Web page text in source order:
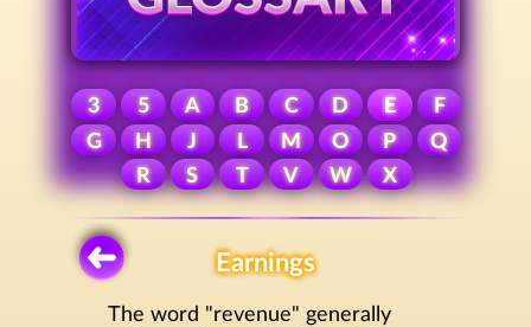
3 5 A B C D E
F
G
H J L M O P
Q
R
S T V W X
Earnings
The word "revenue" generally